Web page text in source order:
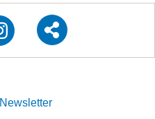
Newsletter